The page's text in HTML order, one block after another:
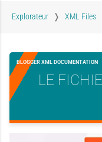
Explorateur XML Files
LE
BLOGGER XML DOCUMENTATION